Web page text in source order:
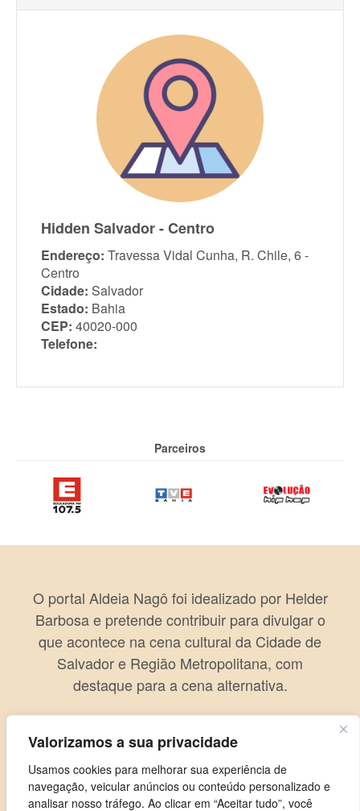
Valorizamos a sua privacidade
Usamos cookies para melhorar sua experiência de
navegação, veicular anúncios ou conteúdo personalizado e
analisar nosso tráfego. Ao clicar em “Aceitar tudo”, você
Hidden Salvador - Centro
Endereço: Travessa Vidal Cunha, R. Chile, 6 -
Centro
Cidade: Salvador
Estado: Bahia
CEP: 40020-000
Telefone:
Parceiros
O portal Aldeia Nagô foi idealizado por Helder
Barbosa e pretende contribuir para divulgar o
que acontece na cena cultural da Cidade de
Salvador e Região Metropolitana, com
destaque para a cena alternativa.